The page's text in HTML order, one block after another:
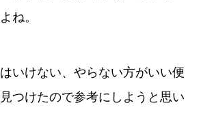
ね。
いけない、やらない方がいい便
つけたので参考にしようと思い